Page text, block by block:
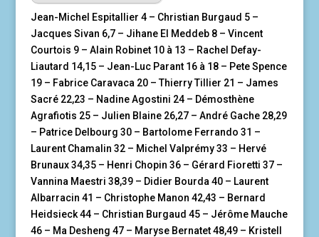
Jean-Michel Espitallier 4 – Christian Burgaud 5 –
Jacques Sivan 6,7 – Jihane El Meddeb 8 – Vincent
Courtois 9 – Alain Robinet 10 à 13 – Rachel Defay-
Liautard 14,15 – Jean-Luc Parant 16 à 18 – Pete Spence
19 – Fabrice Caravaca 20 – Thierry Tillier 21 – James
Sacré 22,23 – Nadine Agostini 24 – Démosthène
Agrafiotis 25 – Julien Blaine 26,27 – André Gache 28,29
– Patrice Delbourg 30 – Bartolome Ferrando 31 –
Laurent Chamalin 32 – Michel Valprémy 33 – Hervé
Brunaux 34,35 – Henri Chopin 36 – Gérard Fioretti 37 –
Vannina Maestri 38,39 – Didier Bourda 40 – Laurent
Albarracin 41 – Christophe Manon 42,43 – Bernard
Heidsieck 44 – Christian Burgaud 45 – Jérôme Mauche
46 – Ma Desheng 47 – Maryse Bernatet 48,49 – Kristell